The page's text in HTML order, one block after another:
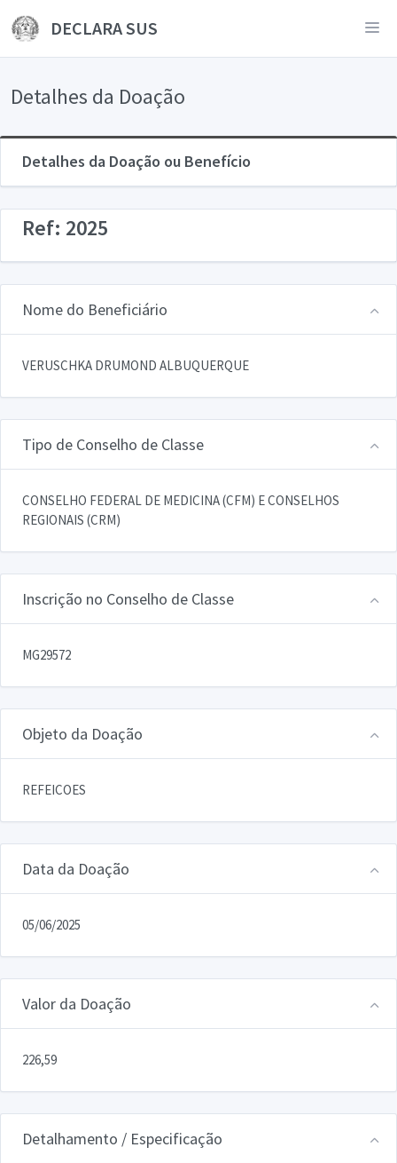
DECLARA SUS
Detalhes da Doação
Detalhes da Doação ou Benefício
Ref: 2025
Nome do Beneficiário
VERUSCHKA DRUMOND ALBUQUERQUE
Tipo de Conselho de Classe
CONSELHO FEDERAL DE MEDICINA (CFM) E CONSELHOS
REGIONAIS (CRM)
Inscrição no Conselho de Classe
MG29572
Objeto da Doação
REFEICOES
Data da Doação
05/06/2025
Valor da Doação
226,59
Detalhamento / Especificação